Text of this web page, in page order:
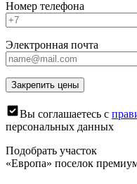
Номер телефона
Электронная почта
Вы соглашаетесь с
персональных данных
Подобрать участок
«Европа» поселок